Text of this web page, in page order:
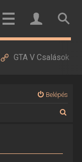
GTA V Csalások
Belépés